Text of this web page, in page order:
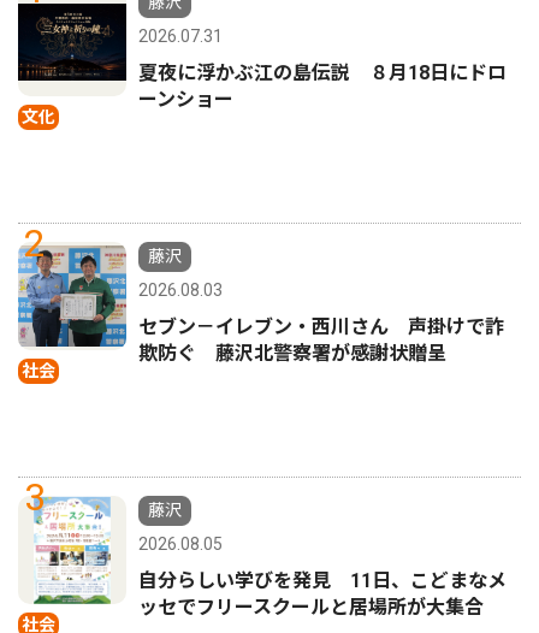
文化
2026.07.31
夏夜に浮かぶ江の島伝説 ８月18日にドロ
ーンショー
2
社会
藤沢
2026.08.03
セブン－イレブン・西川さん 声掛けで詐
欺防ぐ 藤沢北警察署が感謝状贈呈
3
社会
藤沢
2026.08.05
自分らしい学びを発見 11日、こどまなメ
ッセでフリースクールと居場所が大集合